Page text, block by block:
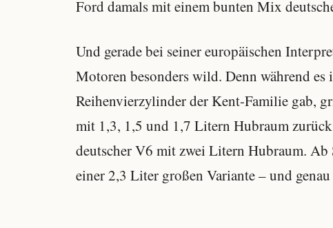
Ford damals mit einem bunten Mix
Und gerade bei seiner europäischen
Motoren besonders wild. Denn während
Reihenvierzylinder der Kent-Familie gab,
mit 1,3, 1,5 und 1,7 Litern Hubraum
deutscher V6 mit zwei Litern Hubraum. Ab
einer 2,3 Liter großen Variante – und